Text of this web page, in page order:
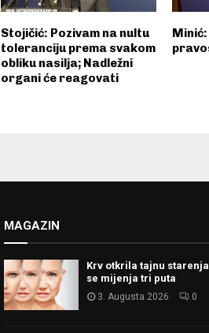
Stojičić: Pozivam na nultu
toleranciju prema svakom
obliku nasilja; Nadležni
organi će reagovati
MAGAZIN
Krv otkrila tajnu
se mijenja tri puta
3. Augusta 2026. 0